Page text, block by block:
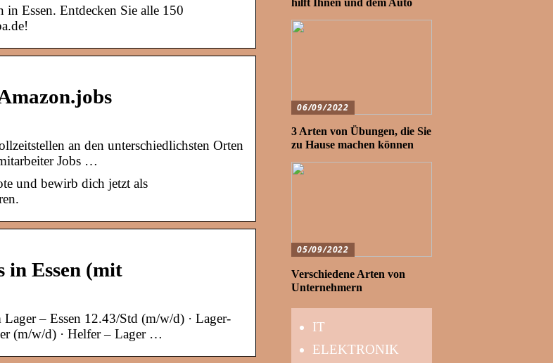
Essen. Entdecken Sie alle 150
an den unterschiedlichsten Orten
Jobs …
und bewirb dich jetzt als
in Essen (mit
– Essen 12.43/Std (m/w/d) · Lager-
(m/w/d) · Helfer – Lager …
hilft Ihnen und dem Auto
06/09/2022
3 Arten von Übungen, die Sie
zu Hause machen können
05/09/2022
Verschiedene Arten von
Unternehmern
IT
ELEKTRONIK